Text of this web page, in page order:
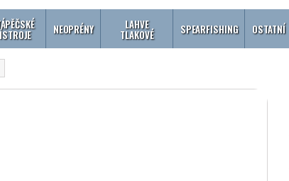
NEOPRÉNY LAHVE
TLAKOVÉ SPEARFISHING OSTATNÍ